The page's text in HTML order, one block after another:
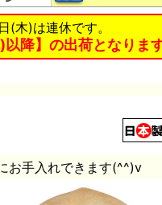
木)は連休です。
降】の出荷となりま
お手入れできます(^^)v